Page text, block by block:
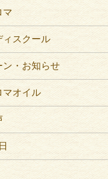
マ
ィスクール
ン・お知らせ
マオイル